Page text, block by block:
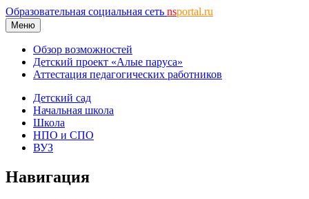
Образовательная социальная сеть nsportal.ru
Меню
Обзор возможностей
Детский проект «Алые паруса»
Аттестация педагогических работников
Детский сад
Начальная школа
Школа
НПО и СПО
ВУЗ
Навигация